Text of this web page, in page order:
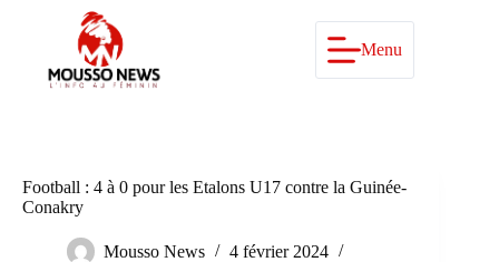
Menu
Football : 4 à 0 pour les Etalons U17 contre la Guinée-
Conakry
Mousso News
4 février 2024